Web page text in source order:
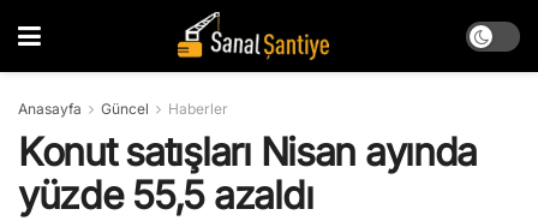
Anasayfa Güncel Haberler
Konut satışları Nisan ayında
yüzde 55,5 azaldı